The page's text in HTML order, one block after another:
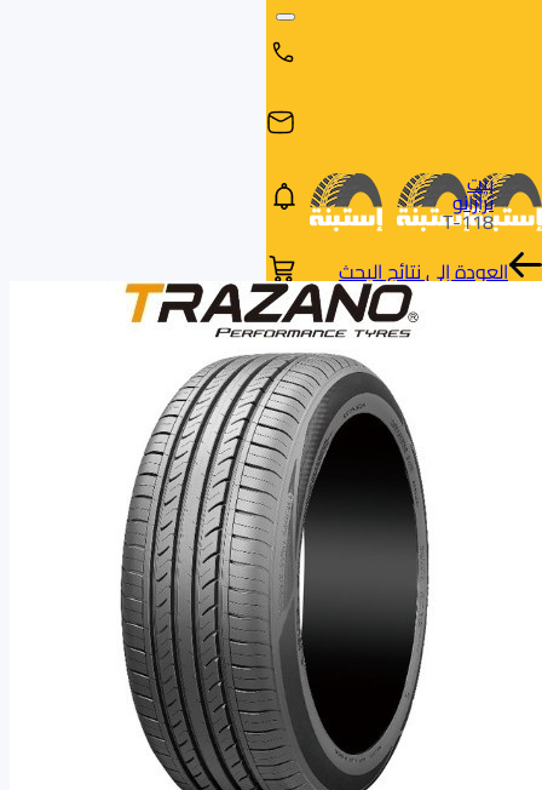
البحث
بالمقاس
البحث
حسب
العلامة
التجارية
بيت
ترازانو
T-118
العودة إلى نتائج البحث